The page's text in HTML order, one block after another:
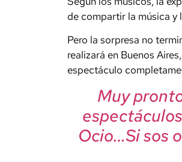
de compartir la música
Pero la sorpresa no
realizará en Buenos
espectáculo
Muy
Ocio…Si sos